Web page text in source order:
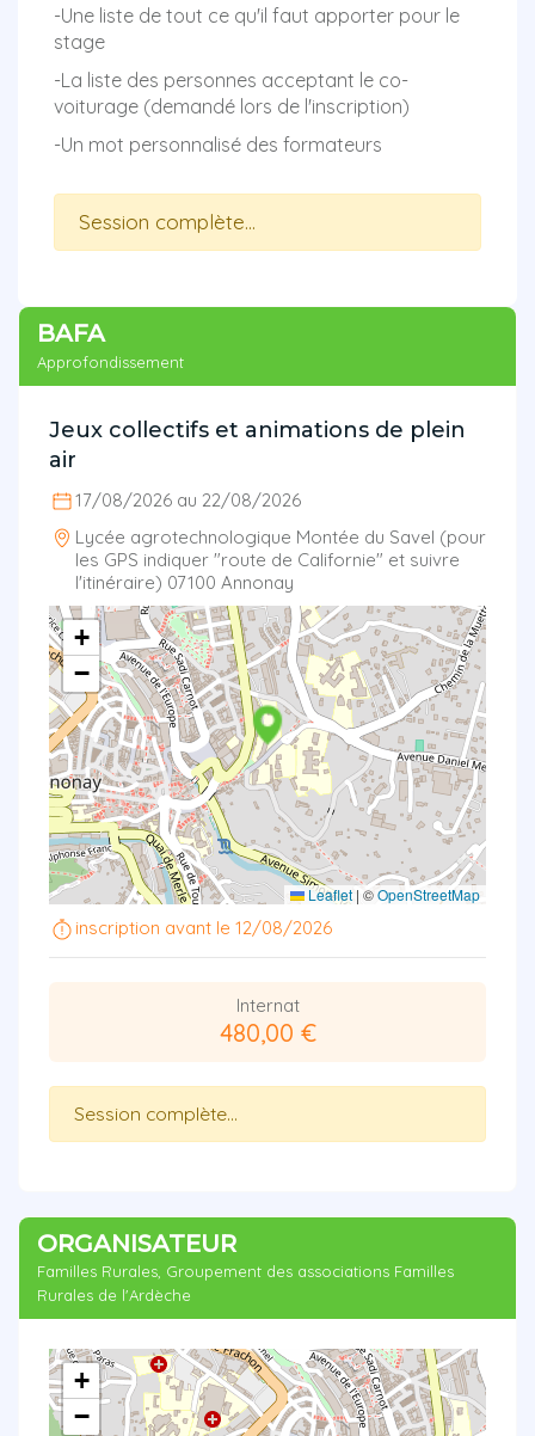
-Une liste de tout ce qu'il faut apporter pour le
stage
-La liste des personnes acceptant le co-
voiturage (demandé lors de l'inscription)
-Un mot personnalisé des formateurs
Session complète...
BAFA
Approfondissement
Jeux collectifs et animations de plein
air
17/08/2026 au 22/08/2026
Lycée agrotechnologique Montée du Savel (pour
les GPS indiquer "route de Californie" et suivre
l'itinéraire) 07100 Annonay
+
−
Leaflet | ©OpenStreetMap
inscription avant le 12/08/2026
Internat
480,00 €
Session complète...
ORGANISATEUR
Familles Rurales, Groupement des associations Familles
Rurales de l'Ardèche
+
−